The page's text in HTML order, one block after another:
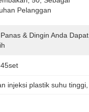
Pelanggan
& Dingin Anda Dapat
injeksi plastik suhu tinggi